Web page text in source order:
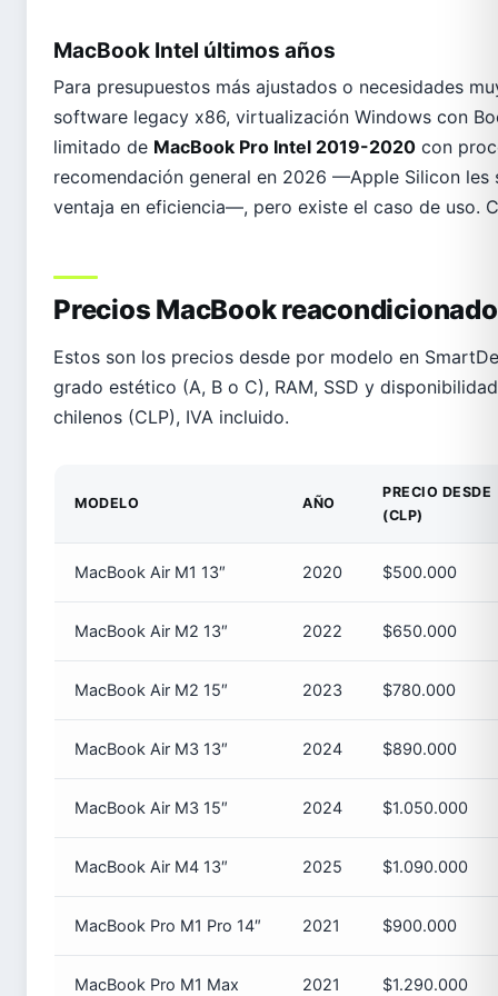
MacBook Intel últimos años
Para presupuestos más ajustados o necesidades
software legacy x86, virtualización Windows con
limitado de MacBook Pro Intel 2019-2020 con
recomendación general en 2026 —Apple Silicon les
ventaja en eficiencia—, pero existe el caso de uso.
Precios MacBook
Estos son los precios desde por modelo en
grado estético (A, B o C), RAM, SSD y
chilenos (CLP), IVA incluido.
MODELO AÑO
PRECIO DESDE
(CLP)
MacBook Air M1 13″ 2020 $500.000
MacBook Air M2 13″ 2022 $650.000
MacBook Air M2 15″ 2023 $780.000
MacBook Air M3 13″ 2024 $890.000
MacBook Air M3 15″ 2024 $1.050.000
MacBook Air M4 13″ 2025 $1.090.000
MacBook Pro M1 Pro 14″ 2021 $900.000
MacBook Pro M1 Max 2021 $1.290.000